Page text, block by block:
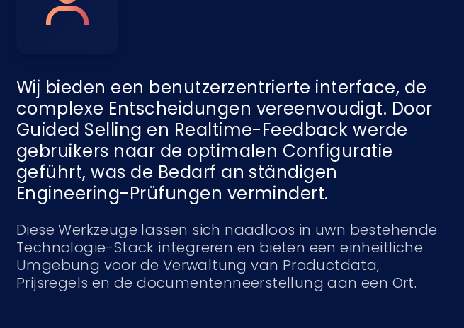
Wij bieden een benutzerzentrierte interface, de
complexe Entscheidungen vereenvoudigt. Door
Guided Selling en Realtime-Feedback werde
gebruikers naar de optimalen Configuratie
geführt, was de Bedarf an ständigen
Engineering-Prüfungen vermindert.
Diese Werkzeuge lassen sich naadloos in uwn bestehende
Technologie-Stack integreren en bieten een einheitliche
Umgebung voor de Verwaltung van Productdata,
Prijsregels en de documentenneerstellung aan een Ort.